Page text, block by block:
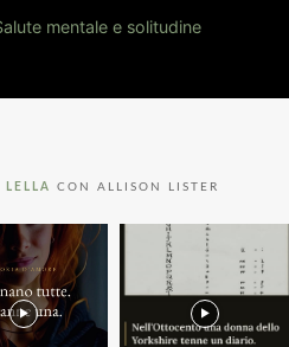
mentale e solitudine
LELLA CON ALLISON LISTER